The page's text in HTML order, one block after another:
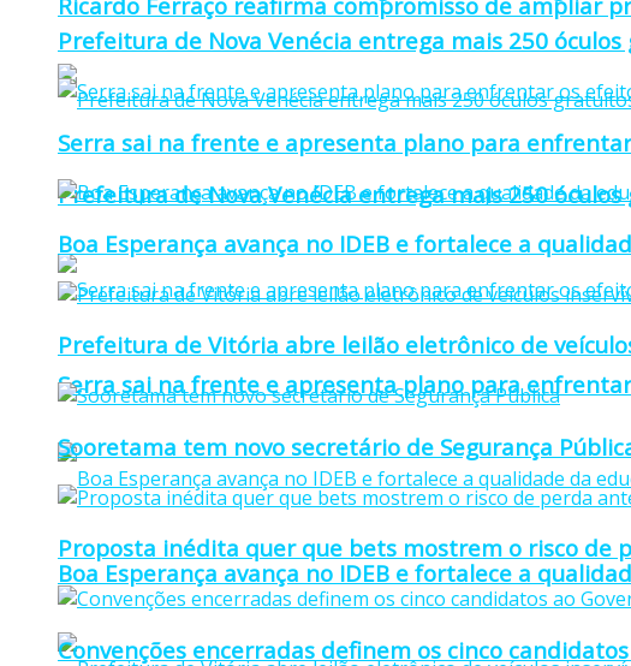
Prefeitura de Nova Venécia entrega mais 250
Serra sai na frente e apresenta plano para
Boa Esperança avança no IDEB e fortalece a
Prefeitura de Nova Venécia entrega mais 250
Serra sai na frente e apresenta plano para
Boa Esperança avança no IDEB e fortalece a
Prefeitura de Vitória abre leilão eletrônico de
Sooretama tem novo secretário de Segurança
Proposta inédita quer que bets mostrem o risco de
Convenções encerradas definem os cinco